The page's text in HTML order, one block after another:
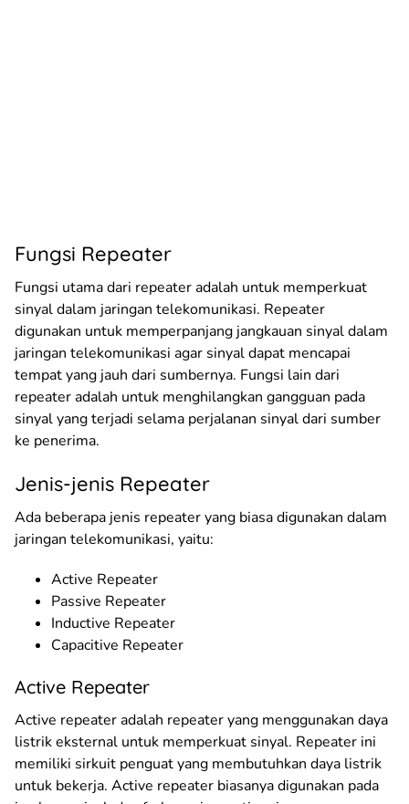
Fungsi Repeater
Fungsi utama dari repeater adalah untuk memperkuat
sinyal dalam jaringan telekomunikasi. Repeater
digunakan untuk memperpanjang jangkauan sinyal dalam
jaringan telekomunikasi agar sinyal dapat mencapai
tempat yang jauh dari sumbernya. Fungsi lain dari
repeater adalah untuk menghilangkan gangguan pada
sinyal yang terjadi selama perjalanan sinyal dari sumber
ke penerima.
Jenis-jenis Repeater
Ada beberapa jenis repeater yang biasa digunakan dalam
jaringan telekomunikasi, yaitu:
Active Repeater
Passive Repeater
Inductive Repeater
Capacitive Repeater
Active Repeater
Active repeater adalah repeater yang menggunakan daya
listrik eksternal untuk memperkuat sinyal. Repeater ini
memiliki sirkuit penguat yang membutuhkan daya listrik
untuk bekerja. Active repeater biasanya digunakan pada